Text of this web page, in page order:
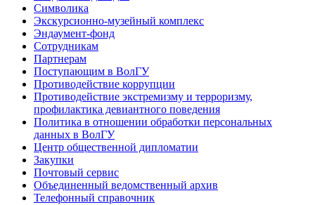
Символика
Экскурсионно-музейный комплекс
Эндаумент-фонд
Сотрудникам
Партнерам
Поступающим в ВолГУ
Противодействие коррупции
Противодействие экстремизму и терроризму,
профилактика девиантного поведения
Политика в отношении обработки персональных
данных в ВолГУ
Центр общественной дипломатии
Закупки
Почтовый сервис
Объединенный ведомственный архив
Телефонный справочник